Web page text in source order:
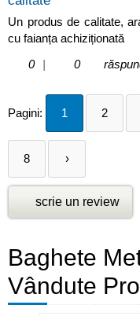
Un produs de calitate,
cu faianța achiziționată
0
| 0
Pagini: 1 2
8 ›
scrie un review
Baghete
Vândute